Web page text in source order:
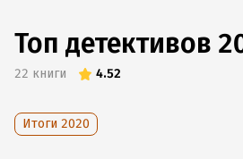
Топ детективов
22 книги 4.52
Итоги 2020